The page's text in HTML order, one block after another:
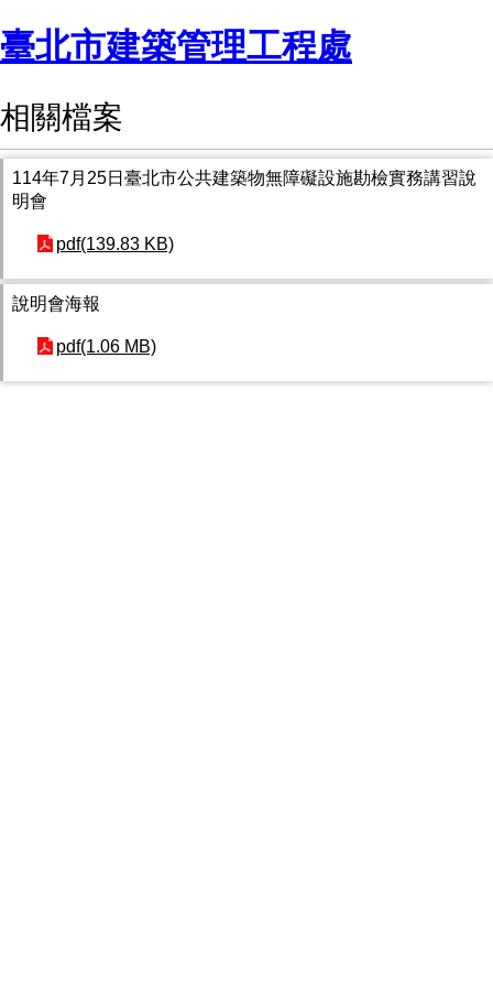
臺北市建築管理工程處
相關檔案
114年7月25日臺北市公共建築物無障礙設施勘檢實務講習說
明會
pdf(139.83 KB)
說明會海報
pdf(1.06 MB)